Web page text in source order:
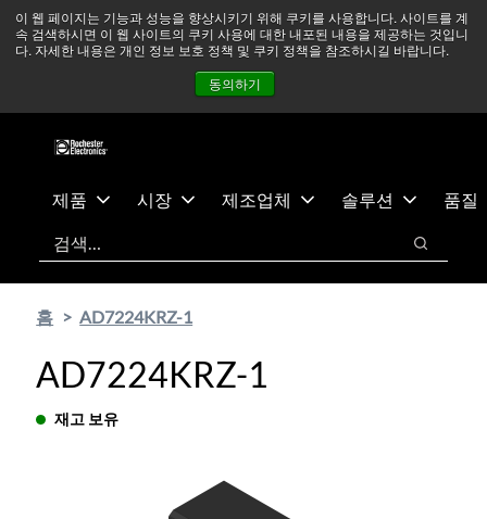
이 웹 페이지는 기능과 성능을 향상시키기 위해 쿠키를 사용합니다. 사이트를 계
속 검색하시면 이 웹 사이트의 쿠키 사용에 대한 내포된 내용을 제공하는 것입니
다. 자세한 내용은 개인 정보 보호 정책 및 쿠키 정책을 참조하시길 바랍니다.
동의하기
츠
건
중동 지역 상황을 지속적으로 주시하고 있으며, 모든 서비스는
정상적으로 운영되고 있습니다. 더 읽어보기 →
뉴스
문의하기
제품 시장 제조업체 솔루션
품질
검색
검색
홈 AD7224KRZ-1
AD7224KRZ-1
재고 보유